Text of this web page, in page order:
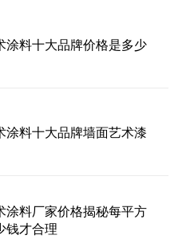
涂料十大品牌价格是多少
涂料十大品牌墙面艺术漆
涂料厂家价格揭秘每平方
钱才合理